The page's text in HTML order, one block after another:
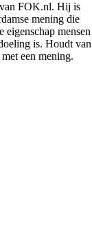
van FOK.nl. Hij is
mening die
mensen
is. Houdt van
een mening.